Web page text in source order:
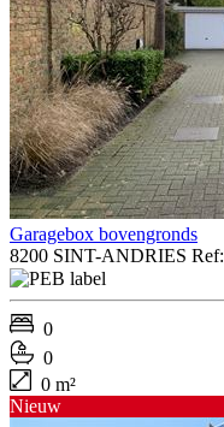
Garagebox bovengronds
8200 SINT-ANDRIES Ref:
0
0
0 m²
Nieuw